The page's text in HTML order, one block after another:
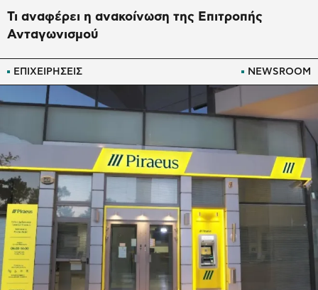
ΕΠΙΧΕΙΡΗΣΕΙΣ NEWSROOM
Τι αναφέρει η ανακοίνωση της Επιτροπής
Ανταγωνισμού